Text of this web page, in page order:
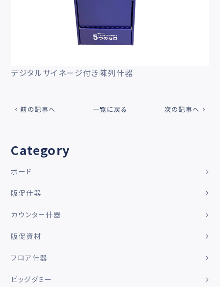
デジタルサイネージ付き陳列什器
前の記事へ 一覧に戻る 次の記事へ
Category
ボード
販促什器
カウンター什器
販促資材
フロア什器
ビッグダミー